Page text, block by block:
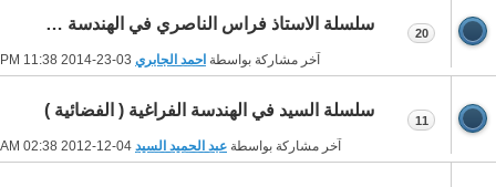
سلسلة الاستاذ فراس الناصري في الهندسة المستوية
آخر مشاركة بواسطة احمد الجابري 11:38 PM
20
سلسلة السيد في الهندسة الفراغية ( الفضائية )
آخر مشاركة بواسطة عبد الحميد السيد 02:38 AM
11